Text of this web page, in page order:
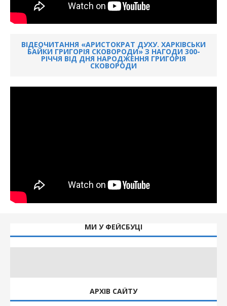
ВІДЕОЧИТАННЯ «АРИСТОКРАТ ДУХУ. ХАРКІВСЬКИ
БАЙКИ ГРИГОРІЯ СКОВОРОДИ» З НАГОДИ 300-
РІЧЧЯ ВІД ДНЯ НАРОДЖЕННЯ ГРИГОРІЯ
СКОВОРОДИ
МИ У ФЕЙСБУЦІ
АРХІВ САЙТУ